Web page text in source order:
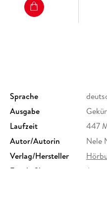
Sprache
Ausgabe
Laufzeit
447
Autor/Autorin
Nele
Verlag/Hersteller
Family Sharing
Ja